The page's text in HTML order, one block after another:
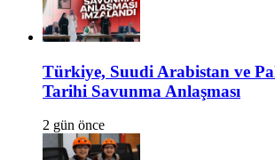
Türkiye, Suudi Arabistan ve
Tarihi Savunma Anlaşması
2 gün önce